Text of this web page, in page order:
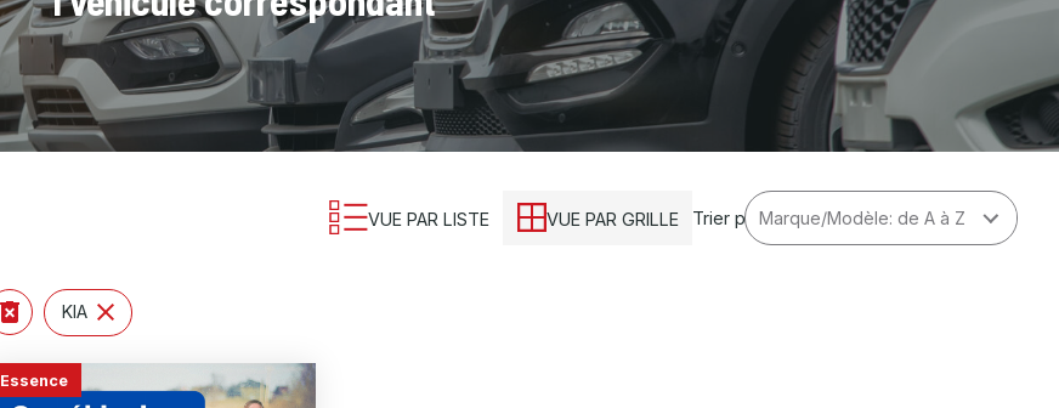
VUE PAR LISTE VUE PAR GRILLE Trier par
KIA
Essence